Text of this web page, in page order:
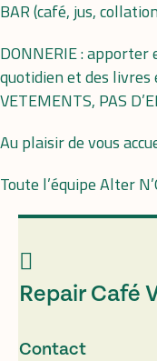
BAR (café, jus,
DONNERIE :
quotidien et des livres
VETEMENTS, PAS
Au plaisir de vous
Toute l’équipe Alter
Repair Café
Contact